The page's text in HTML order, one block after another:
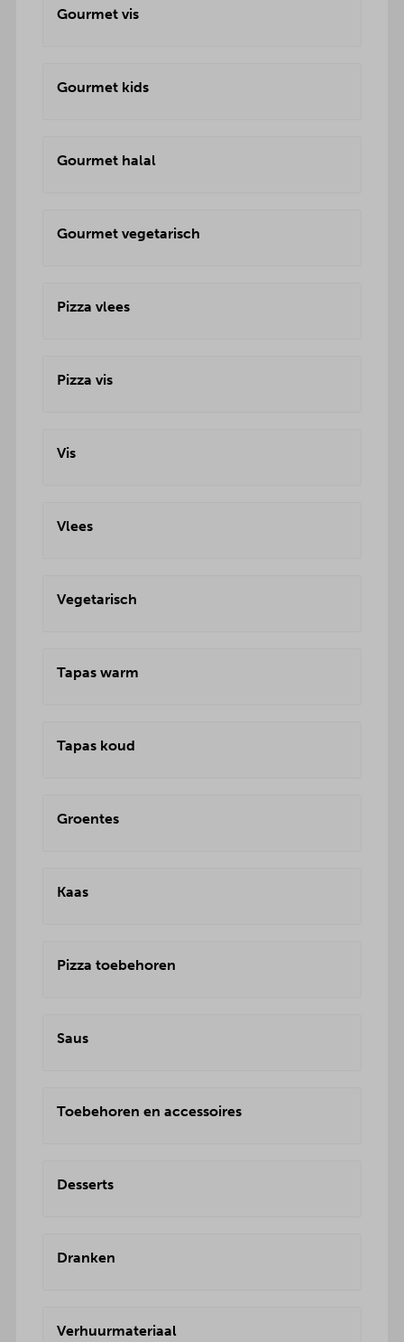
Gourmet vis
Gourmet kids
Gourmet halal
Gourmet vegetarisch
Pizza vlees
Pizza vis
Vis
Vlees
Vegetarisch
Tapas warm
Tapas koud
Groentes
Kaas
Pizza toebehoren
Saus
Toebehoren en accessoires
Desserts
Dranken
Verhuurmateriaal